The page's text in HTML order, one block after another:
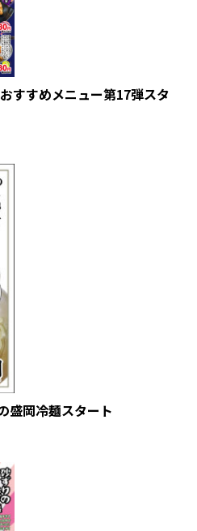
すすめメニュー第17弾スタ
盛岡冷麺スタート